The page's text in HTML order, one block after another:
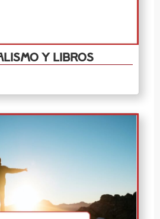
y libros